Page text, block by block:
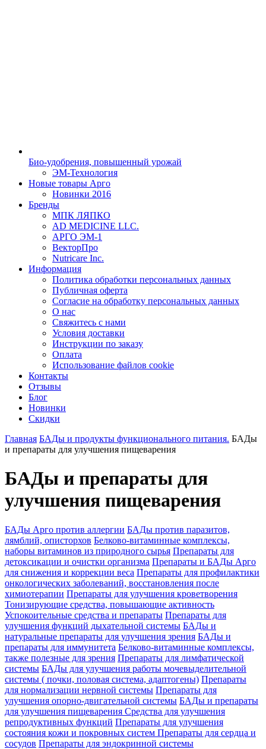
Био-удобрения, повышенный урожай
ЭМ-Технология
Новые товары Арго
Новинки 2016
Бренды
МПК ЛЯПКО
AD MEDICINE LLC.
АРГО ЭМ-1
ВекторПро
Nutricare Inc.
Информация
Политика обработки персональных данных
Публичная оферта
Согласие на обработку персональных данных
О нас
Свяжитесь с нами
Условия доставки
Инструкции по заказу
Оплата
Использование файлов cookie
Контакты
Отзывы
Блог
Новинки
Скидки
Главная БАДы и продукты функционального питания. БАДы
и препараты для улучшения пищеварения
БАДы и препараты для
улучшения пищеварения
БАДы Арго против аллергии БАДы против паразитов,
лямблий, описторхов Белково-витаминные комплексы,
наборы витаминов из природного сырья Препараты для
детоксикации и очистки организма Препараты и БАДы Арго
для снижения и коррекции веса Препараты для профилактики
онкологических заболеваний, восстановления после
химиотерапии Препараты для улучшения кроветворения
Тонизирующие средства, повышающие активность
Успокоительные средства и препараты Препараты для
улучшения функций дыхательной системы БАДы и
натуральные препараты для улучшения зрения БАДы и
препараты для иммунитета Белково-витаминные комплексы,
также полезные для зрения Препараты для лимфатической
системы БАДы для улучшения работы мочевыделительной
системы ( почки, половая система, адаптогены) Препараты
для нормализации нервной системы Препараты для
улучшения опорно-двигательной системы БАДы и препараты
для улучшения пищеварения Средства для улучшения
репродуктивных функций Препараты для улучшения
состояния кожи и покровных систем Препараты для сердца и
сосудов Препараты для эндокринной системы